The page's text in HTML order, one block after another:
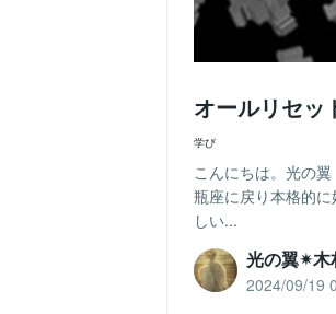
オールリセッ
学び
こんにちは。光の
瓶座に戻り本格的
しい...
光の翼✴︎木
2024/09/19